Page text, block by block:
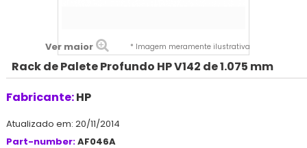
Ver maior * Imagem meramente ilustrativa
Rack de Palete Profundo HP V142 de 1.075 mm
Fabricante:HP
Atualizado em: 20/11/2014
Part-number:AF046A